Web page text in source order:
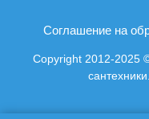
Соглашение на
Copyright 2012-2025